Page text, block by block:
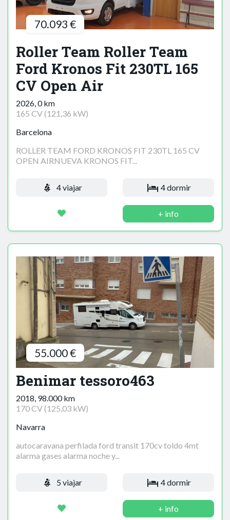
70.093 €
Roller Team Roller Team
Ford Kronos Fit 230TL 165
CV Open Air
2026, 0 km
165 CV (121,36 kW)
Barcelona
ROLLER TEAM FORD KRONOS FIT 230TL 165 CV
OPEN AIRNUEVA KRONOS FIT...
4 viajar 4 dormir
+ info
55.000 €
Benimar tessoro463
2018, 98.000 km
170 CV (125,03 kW)
Navarra
autocaravana perfilada ford transit 170cv toldo 4mt
alarma gases alarma noche y...
5 viajar 4 dormir
+ info